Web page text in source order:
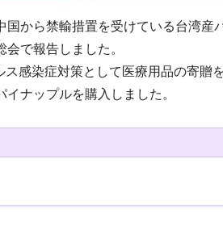
から禁輸措置を受けている台湾産
で報告しました。
感染症対策として医療用品の寄贈
ナップルを購入しました。